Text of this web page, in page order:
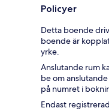
Policyer
Detta boende
boende är
yrke.
Anslutande rum
be om
på numret i
Endast